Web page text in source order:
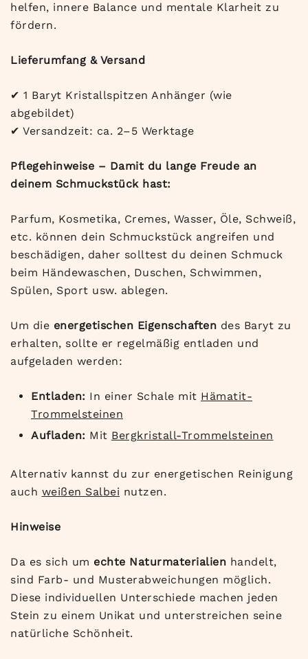
helfen, innere Balance und mentale Klarheit zu
fördern.
Lieferumfang & Versand
✔ 1 Baryt Kristallspitzen Anhänger (wie
abgebildet)
✔ Versandzeit: ca. 2–5 Werktage
Pflegehinweise – Damit du lange Freude an
deinem Schmuckstück hast:
Parfum, Kosmetika, Cremes, Wasser, Öle, Schweiß,
etc. können dein Schmuckstück angreifen und
beschädigen, daher solltest du deinen Schmuck
beim Händewaschen, Duschen, Schwimmen,
Spülen, Sport usw. ablegen.
Um die energetischen Eigenschaften des Baryt zu
erhalten, sollte er regelmäßig entladen und
aufgeladen werden:
Entladen: In einer Schale mit Hämatit-
Trommelsteinen
Aufladen: Mit Bergkristall-Trommelsteinen
Alternativ kannst du zur energetischen Reinigung
auch weißen Salbei nutzen.
Hinweise
Da es sich um echte Naturmaterialien handelt,
sind Farb- und Musterabweichungen möglich.
Diese individuellen Unterschiede machen jeden
Stein zu einem Unikat und unterstreichen seine
natürliche Schönheit.